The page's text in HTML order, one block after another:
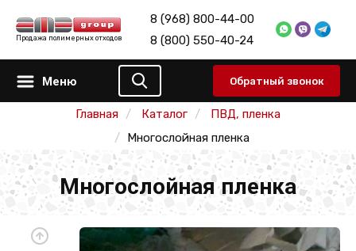
Продажа полимерных отходов
8 (968) 800-44-00
8 (800) 550-40-24
Меню Обратный звонок
Главная Каталог
ПВД, пленка
Многослойная пленка
Многослойная пленка